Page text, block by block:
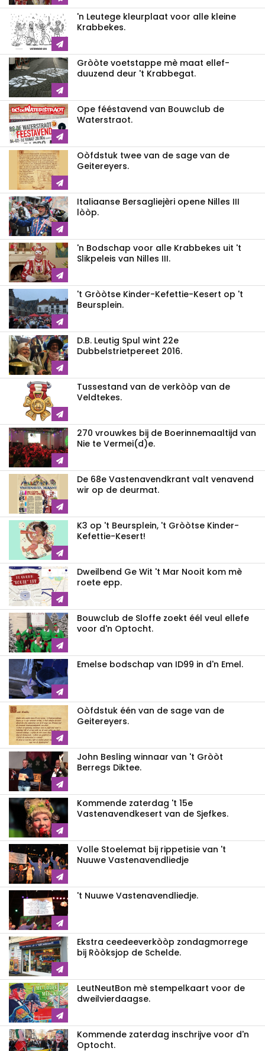
'n Leutege kleurplaat voor alle kleine
Krabbekes.
Gròòte voetstappe mè maat ellef-
duuzend deur 't Krabbegat.
Ope fééstavend van Bouwclub de
Waterstraot.
Oòfdstuk twee van de sage van de
Geitereyers.
Italiaanse Bersagliejèri opene Nilles III
lòòp.
'n Bodschap voor alle Krabbekes uit 't
Slikpeleis van Nilles III.
't Gròòtse Kinder-Kefettie-Kesert op 't
Beursplein.
D.B. Leutig Spul wint 22e
Dubbelstrietpereet 2016.
Tussestand van de verkòòp van de
Veldtekes.
270 vrouwkes bij de Boerinnemaaltijd van
Nie te Vermei(d)e.
De 68e Vastenavendkrant valt venavend
wir op de deurmat.
K3 op 't Beursplein, 't Gròòtse Kinder-
Kefettie-Kesert!
Dweilbend Ge Wit 't Mar Nooit kom mè
roete epp.
Bouwclub de Sloffe zoekt éél veul ellefe
voor d'n Optocht.
Emelse bodschap van ID99 in d'n Emel.
Oòfdstuk één van de sage van de
Geitereyers.
John Besling winnaar van 't Gròòt
Berregs Diktee.
Kommende zaterdag 't 15e
Vastenavendkesert van de Sjefkes.
Volle Stoelemat bij rippetisie van 't
Nuuwe Vastenavendliedje
't Nuuwe Vastenavendliedje.
Ekstra ceedeeverkòòp zondagmorrege
bij Ròòksjop de Schelde.
LeutNeutBon mè stempelkaart voor de
dweilvierdaagse.
Kommende zaterdag inschrijve voor d'n
Optocht.